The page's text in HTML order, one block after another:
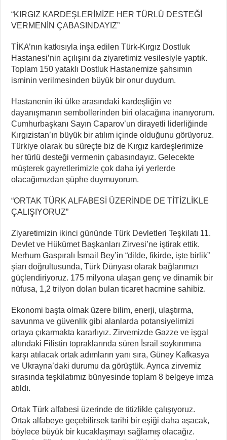
“KIRGIZ KARDEŞLERİMİZE HER TÜRLÜ DESTEĞİ
VERMENİN ÇABASINDAYIZ”
TİKA’nın katkısıyla inşa edilen Türk-Kırgız Dostluk
Hastanesi’nin açılışını da ziyaretimiz vesilesiyle yaptık.
Toplam 150 yataklı Dostluk Hastanemize şahsımın
isminin verilmesinden büyük bir onur duydum.
Hastanenin iki ülke arasındaki kardeşliğin ve
dayanışmanın sembollerinden biri olacağına inanıyorum.
Cumhurbaşkanı Sayın Caparov’un dirayetli liderliğinde
Kırgızistan’ın büyük bir atılım içinde olduğunu görüyoruz.
Türkiye olarak bu süreçte biz de Kırgız kardeşlerimize
her türlü desteği vermenin çabasındayız. Gelecekte
müşterek gayretlerimizle çok daha iyi yerlerde
olacağımızdan şüphe duymuyorum.
“ORTAK TÜRK ALFABESİ ÜZERİNDE DE TİTİZLİKLE
ÇALIŞIYORUZ”
Ziyaretimizin ikinci gününde Türk Devletleri Teşkilatı 11.
Devlet ve Hükümet Başkanları Zirvesi’ne iştirak ettik.
Merhum Gaspıralı İsmail Bey’in “dilde, fikirde, işte birlik”
şiarı doğrultusunda, Türk Dünyası olarak bağlarımızı
güçlendiriyoruz. 175 milyona ulaşan genç ve dinamik bir
nüfusa, 1,2 trilyon doları bulan ticaret hacmine sahibiz.
Ekonomi başta olmak üzere bilim, enerji, ulaştırma,
savunma ve güvenlik gibi alanlarda potansiyelimizi
ortaya çıkarmakta kararlıyız. Zirvemizde Gazze ve işgal
altındaki Filistin topraklarında süren İsrail soykırımına
karşı atılacak ortak adımların yanı sıra, Güney Kafkasya
ve Ukrayna’daki durumu da görüştük. Ayrıca zirvemiz
sırasında teşkilatımız bünyesinde toplam 8 belgeye imza
atıldı.
Ortak Türk alfabesi üzerinde de titizlikle çalışıyoruz.
Ortak alfabeye geçebilirsek tarihi bir eşiği daha aşacak,
böylece büyük bir kucaklaşmayı sağlamış olacağız.